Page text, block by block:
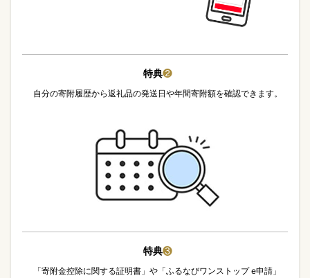
特典❷
自分の寄附履歴から返礼品の発送日や年間寄附額を確認できます。
特典❸
「寄附金控除に関する証明書」や「ふるなびワンストップ e申請」